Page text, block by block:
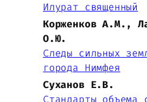
Илурат священный
Корженков А.М.,
О.Ю.
Следы сильных
города Нимфея
Суханов Е.В.